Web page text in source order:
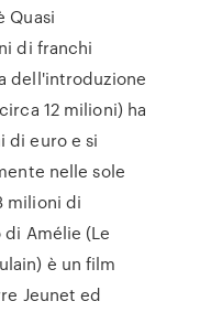
Quasi
di franchi
dell'introduzione
12 milioni) ha
di euro e si
nelle sole
milioni di
Amélie (Le
è un film
Jeunet ed